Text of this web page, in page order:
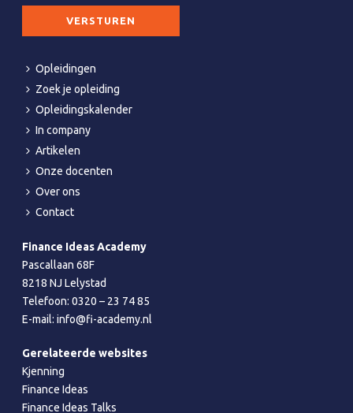
Opleidingen
Zoek je opleiding
Opleidingskalender
In company
Artikelen
Onze docenten
Over ons
Contact
Finance Ideas Academy
Pascallaan 68F
8218 NJ Lelystad
Telefoon:0320 – 23 74 85
E-mail:info@fi-academy.nl
Gerelateerde websites
Kjenning
Finance Ideas
Finance Ideas Talks